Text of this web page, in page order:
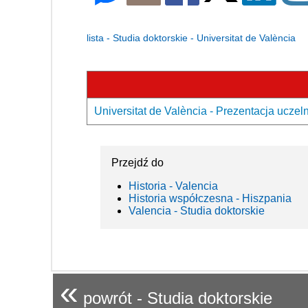
lista - Studia doktorskie - Universitat de València
Universitat de València - Prezentacja
Przejdź do
Historia - Valencia
Historia współczesna - Hiszpania
Valencia - Studia doktorskie
« powrót - Studia doktorskie